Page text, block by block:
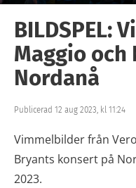
BILDSPEL:
Maggio och
Nordanå
Publicerad 12 aug 2023, kl 11:24
Vimmelbilder från
Bryants konsert på
2023.